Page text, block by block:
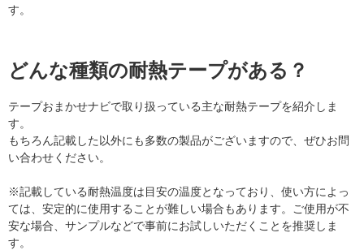
す。
どんな種類の耐熱テープがある？
テープおまかせナビで取り扱っている主な耐熱テープを紹介しま
す。
もちろん記載した以外にも多数の製品がございますので、ぜひお問
い合わせください。
※記載している耐熱温度は目安の温度となっており、使い方によっ
ては、安定的に使用することが難しい場合もあります。ご使用が不
安な場合、サンプルなどで事前にお試しいただくことを推奨しま
す。